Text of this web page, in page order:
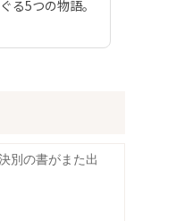
る5つの物語。
別の書がまた出